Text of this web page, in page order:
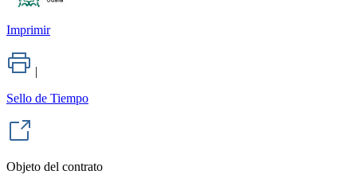
Imprimir
|
Sello de Tiempo
Objeto del contrato